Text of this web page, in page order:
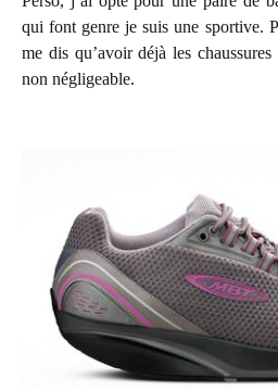
qui font genre je suis une sportive.
me dis qu’avoir déjà les
non négligeable.